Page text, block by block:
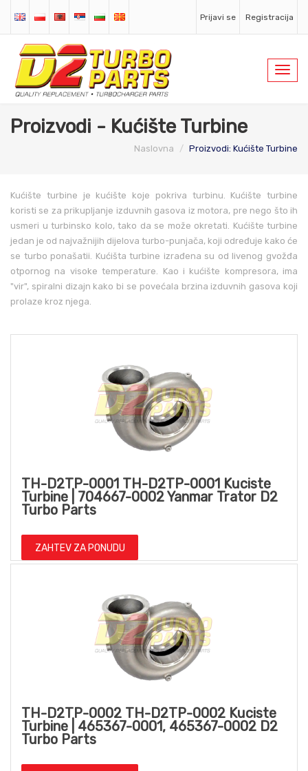
Prijavi se Registracija
Proizvodi - Kućište Turbine
Naslovna Proizvodi: Kućište Turbine
Kućište turbine je kućište koje pokriva turbinu. Kućište turbine
koristi se za prikupljanje izduvnih gasova iz motora, pre nego što ih
usmeri u turbinsko kolo, tako da se može okretati. Kućište turbine
jedan je od najvažnijih dijelova turbo-punjača, koji određuje kako će
se turbo ponašatii. Kućišta turbine izrađena su od livenog gvožđa
otpornog na visoke temperature. Kao i kućište kompresora, ima
"vir", spiralni dizajn kako bi se povećala brzina izduvnih gasova koji
prolaze kroz njega.
TH-D2TP-0001 TH-D2TP-0001 Kuciste
Turbine | 704667-0002 Yanmar Trator D2
Turbo Parts
ZAHTEV ZA PONUDU
TH-D2TP-0002 TH-D2TP-0002 Kuciste
Turbine | 465367-0001, 465367-0002 D2
Turbo Parts